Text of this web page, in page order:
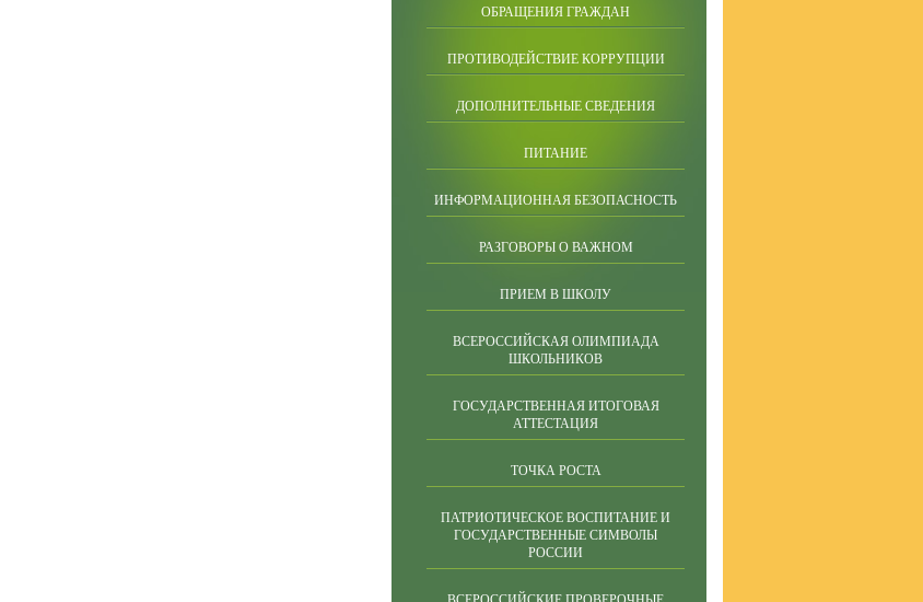
ОБРАЩЕНИЯ ГРАЖДАН
ПРОТИВОДЕЙСТВИЕ КОРРУПЦИИ
ДОПОЛНИТЕЛЬНЫЕ СВЕДЕНИЯ
ПИТАНИЕ
ИНФОРМАЦИОННАЯ БЕЗОПАСНОСТЬ
РАЗГОВОРЫ О ВАЖНОМ
ПРИЕМ В ШКОЛУ
ВСЕРОССИЙСКАЯ ОЛИМПИАДА
ШКОЛЬНИКОВ
ГОСУДАРСТВЕННАЯ ИТОГОВАЯ
АТТЕСТАЦИЯ
ТОЧКА РОСТА
ПАТРИОТИЧЕСКОЕ ВОСПИТАНИЕ И
ГОСУДАРСТВЕННЫЕ СИМВОЛЫ
РОССИИ